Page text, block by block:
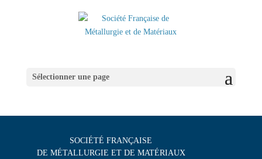
Sélectionner une page
SOCIÉTÉ FRANÇAISE
DE MÉTALLURGIE ET DE MATÉRIAUX